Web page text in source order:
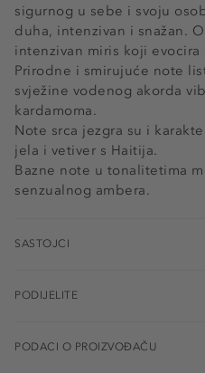
sigurnog u sebe i svoju
duha, intenzivan i snažan.
intenzivan miris koji
Prirodne i smirujuće note
svježine vodenog akorda
kardamoma.
Note srca jezgra su i
jela i vetiver s Haitija.
Bazne note u tonalitetima
senzualnog ambera.
SASTOJCI
PODIJELITE
PODACI O PROIZVOĐAČU